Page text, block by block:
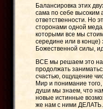
Балансировка этих
сама по себе высоким
ответственности. Но
сторонами одной
которыми все мы
середине или в конце)
Божественной силы,
ВСЕ мы решаем это на
продолжать
счастью, ощущение
Мир и понимание того,
души мы знаем, что
новые истинные
же нам с ними